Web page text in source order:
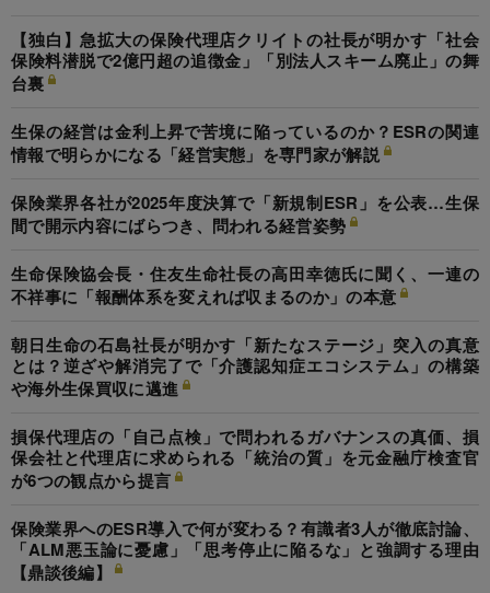
【独白】急拡大の保険代理店クリイトの社長が明かす「社会
保険料潜脱で2億円超の追徴金」「別法人スキーム廃止」の舞
台裏
生保の経営は金利上昇で苦境に陥っているのか？ESRの関連
情報で明らかになる「経営実態」を専門家が解説
保険業界各社が2025年度決算で「新規制ESR」を公表…生保
間で開示内容にばらつき、問われる経営姿勢
生命保険協会長・住友生命社長の高田幸徳氏に聞く、一連の
不祥事に「報酬体系を変えれば収まるのか」の本意
朝日生命の石島社長が明かす「新たなステージ」突入の真意
とは？逆ざや解消完了で「介護認知症エコシステム」の構築
や海外生保買収に邁進
損保代理店の「自己点検」で問われるガバナンスの真価、損
保会社と代理店に求められる「統治の質」を元金融庁検査官
が6つの観点から提言
保険業界へのESR導入で何が変わる？有識者3人が徹底討論、
「ALM悪玉論に憂慮」「思考停止に陥るな」と強調する理由
【鼎談後編】